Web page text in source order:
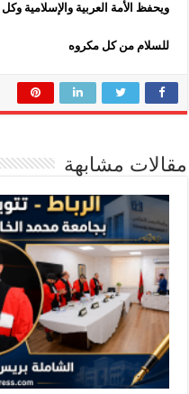
ويحفظ الأمة العربية والإسلامية
للسلام من كل مكروه
مقالات مشابهة